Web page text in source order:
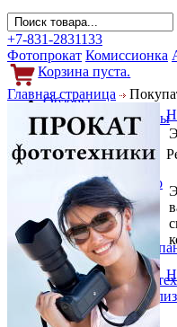
+7-831-2831133
Фотопрокат Комиссионка
Корзина пуста.
Обзоры
Фотоаппараты
Объективы
Фильтры
Фото и видео
Гаджеты
Аксессуары
Слухи
Новости
Услуги
Прокат
Выкуп и
Покупателям
Главная страница